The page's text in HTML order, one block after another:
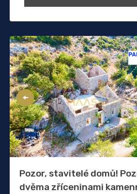
Pozor, stavitelé domů!
dvěma zříceninami